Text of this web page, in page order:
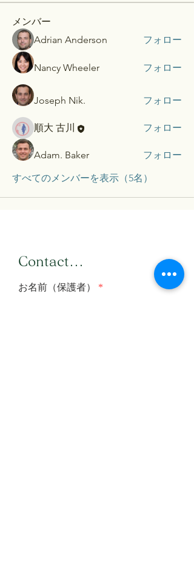
メンバー
Adrian Anderson
フォロー
Nancy Wheeler フォロー
Joseph Nik. フォロー
順大 古川 フォロー
Adam. Baker
フォロー
すべてのメンバーを表示（5名）
​Contact...
お名前（保護者）